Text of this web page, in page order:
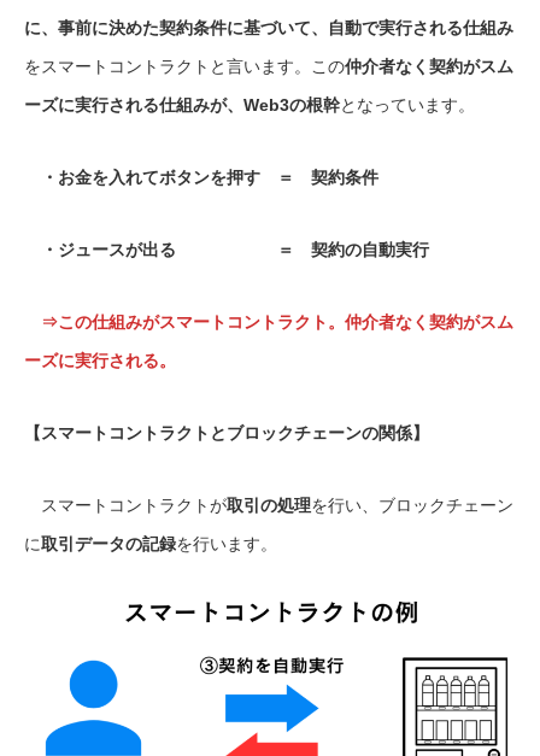
に、事前に決めた契約条件に基づいて、自動で実行される仕組み
をスマートコントラクトと言います。この仲介者なく契約がスム
ーズに実行される仕組みが、Web3の根幹となっています。
・お金を入れてボタンを押す ＝ 契約条件
・ジュースが出る ＝ 契約の自動実行
⇒この仕組みがスマートコントラクト。仲介者なく契約がスム
ーズに実行される。
【スマートコントラクトとブロックチェーンの関係】
スマートコントラクトが取引の処理を行い、ブロックチェーン
に取引データの記録を行います。